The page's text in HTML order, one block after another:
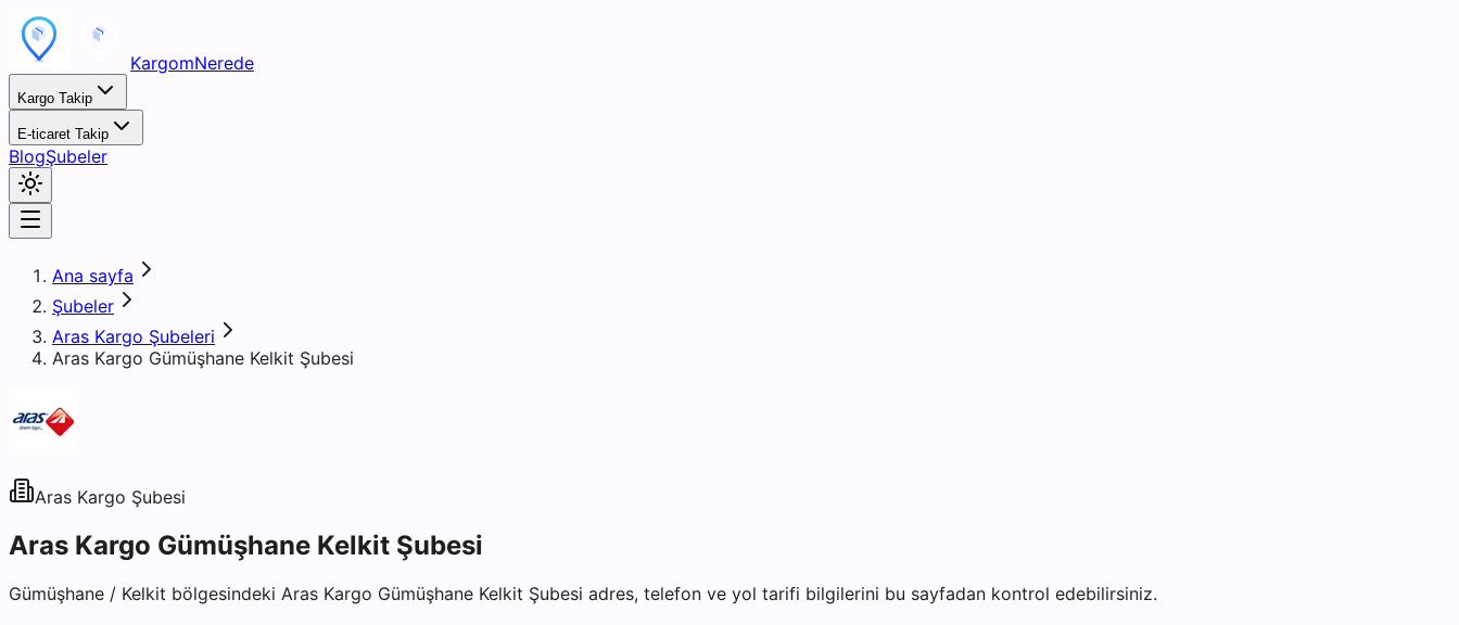
KargomNerede
Kargo Takip
E-ticaret Takip
BlogŞubeler
Ana sayfa
Şubeler
Aras Kargo Şubeleri
Aras Kargo Gümüşhane Kelkit Şubesi
Aras Kargo Şubesi
Aras Kargo Gümüşhane Kelkit Şubesi
Gümüşhane / Kelkit bölgesindeki Aras Kargo Gümüşhane Kelkit Şubesi adres, telefon ve yol tarifi bilgilerini bu sayfadan kontrol edebilirsiniz.